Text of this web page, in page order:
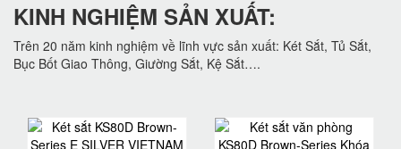
KINH NGHIỆM SẢN XUẤT:
Trên 20 năm kinh nghiệm về lĩnh vực sản xuất: Két Sắt, Tủ Sắt,
Bục Bốt Giao Thông, Giường Sắt, Kệ Sắt….